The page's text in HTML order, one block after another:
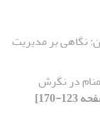
نگاهی بر مدیریت
در نگرش